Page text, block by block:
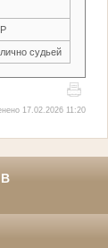
судьей
17.02.2026 11:20